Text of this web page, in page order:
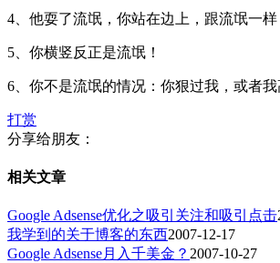
4、他耍了流氓，你站在边上，跟流氓一样
5、你横竖反正是流氓！
6、你不是流氓的情况：你狠过我，或者
打赏
分享给朋友：
相关文章
Google Adsense优化之吸引关注和吸引点击
我学到的关于博客的东西2007-12-17
Google Adsense月入千美金？ 2007-10-27